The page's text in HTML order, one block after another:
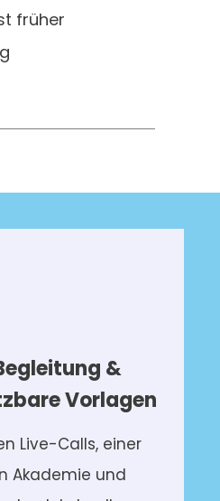
früher
&
Vorlagen
Live-Calls, einer
Akademie und